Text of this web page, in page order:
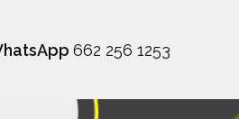
662 256 1253